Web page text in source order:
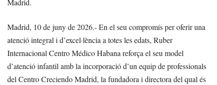
Madrid.
Madrid, 10 de juny de 2026.- En el seu compromís per oferir una
atenció integral i d’excel·lència a totes les edats, Ruber
Internacional Centro Médico Habana reforça el seu model
d’atenció infantil amb la incorporació d’un equip de professionals
del Centro Creciendo Madrid, la fundadora i directora del qual és